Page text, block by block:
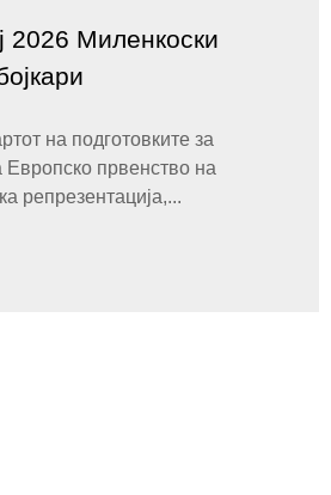
2026 Миленкоски
на подготовките за
Европско првенство на
репрезентација,...